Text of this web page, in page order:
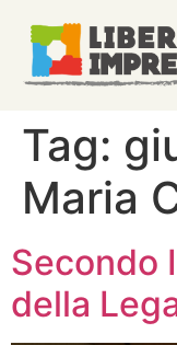
Tag:
Maria
Secondo
della